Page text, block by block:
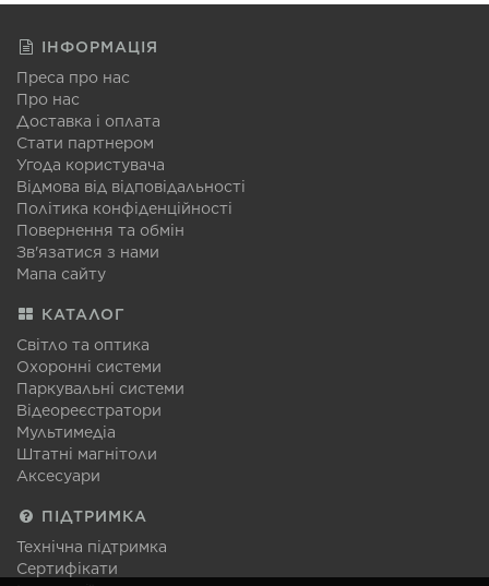
ІНФОРМАЦІЯ
Преса про нас
Про нас
Доставка і оплата
Стати партнером
Угода користувача
Відмова від відповідальності
Політика конфіденційності
Повернення та обмін
Зв'язатися з нами
Мапа сайту
КАТАЛОГ
Світло та оптика
Охоронні системи
Паркувальні системи
Відеореєстратори
Мультимедіа
Штатні магнітоли
Аксесуари
ПІДТРИМКА
Технічна підтримка
Сертифікати